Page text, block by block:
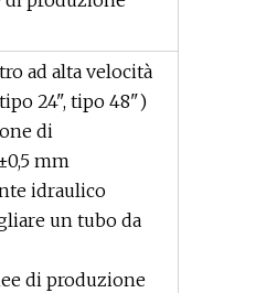
ad alta velocità
24", tipo 48")
di
mm
idraulico
un tubo da
di produzione